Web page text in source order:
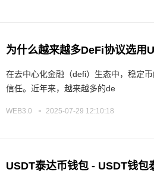
为什么越来越多DeFi协议选用
在去中心化金融（defi）生态中，稳定
信任。近年来，越来越多的de
WEB3.0 2025-07-29 12:10:18
USDT泰达币钱包 - USDT钱包